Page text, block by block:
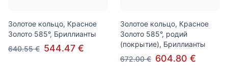
Золотое кольцо, Красное
Золото 585°, Бриллианты
640.55 € 544.47 €
Золотое кольцо, Красное
Золото 585°, родий
(покрытие), Бриллианты
672.00 € 604.80 €